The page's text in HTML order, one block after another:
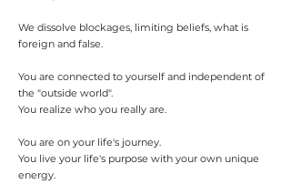
We dissolve blockages, limiting beliefs, what is
foreign and false.
You are connected to yourself and independent of
the "outside world".
You realize who you really are.
You are on your life's journey.
You live your life's purpose with your own unique
energy.